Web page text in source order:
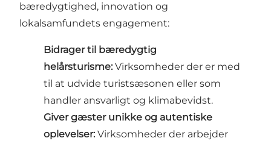
bæredygtighed, innovation og
lokalsamfundets engagement:
Bidrager til bæredygtig
helårsturisme: Virksomheder der er med
til at udvide turistsæsonen eller som
handler ansvarligt og klimabevidst​.
Giver gæster unikke og autentiske
oplevelser: Virksomheder der arbejder